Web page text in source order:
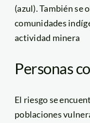
(azul). También se
comunidades
actividad minera
Personas
El riesgo se
poblaciones